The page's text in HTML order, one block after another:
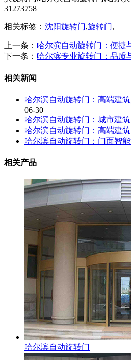
31273758
相关标签： 沈阳旋转门,旋转门,
上一条： 哈尔滨自动旋转门：便捷
下一条： 哈尔滨专业旋转门：品质
相关新闻
哈尔滨自动旋转门：高端建
06-30
哈尔滨自动旋转门：城市建
哈尔滨自动旋转门：高端建
哈尔滨自动旋转门：门面智
相关产品
哈尔滨自动旋转门